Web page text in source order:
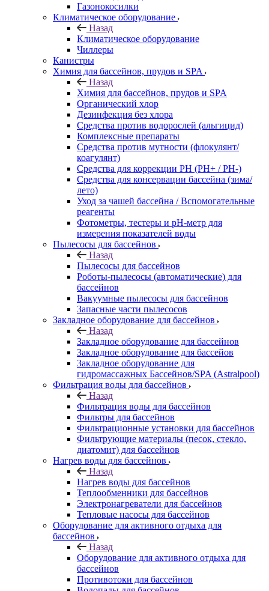
Газонокосилки
Климатическое оборудование
Назад
Климатическое оборудование
Чиллеры
Канистры
Химия для бассейнов, прудов и SPA
Назад
Химия для бассейнов, прудов и SPA
Органический хлор
Дезинфекция без хлора
Средства против водорослей (альгицид)
Комплексные препараты
Средства против мутности (флокулянт/
коагулянт)
Средства для коррекции PH (PH+ / PH-)
Средства для консервации бассейна (зима/
лето)
Уход за чашей бассейна / Вспомогательные
реагенты
Фотометры, тестеры и рН-метр для
измерения показателей воды
Пылесосы для бассейнов
Назад
Пылесосы для бассейнов
Роботы-пылесосы (автоматические) для
бассейнов
Вакуумные пылесосы для бассейнов
Запасные части пылесосов
Закладное оборудование для бассейнов
Назад
Закладное оборудование для бассейнов
Закладное оборудование для бассейов
Закладное оборудование для
гидромассажных Бассейнов/SPA (Astralpool)
Фильтрация воды для бассейнов
Назад
Фильтрация воды для бассейнов
Фильтры для бассейнов
Фильтрационные установки для бассейнов
Фильтрующие материалы (песок, стекло,
диатомит) для бассейнов
Нагрев воды для бассейнов
Назад
Нагрев воды для бассейнов
Теплообменники для бассейнов
Электронагреватели для бассейнов
Тепловые насосы для бассейнов
Оборудование для активного отдыха для
бассейнов
Назад
Оборудование для активного отдыха для
бассейнов
Противотоки для бассейнов